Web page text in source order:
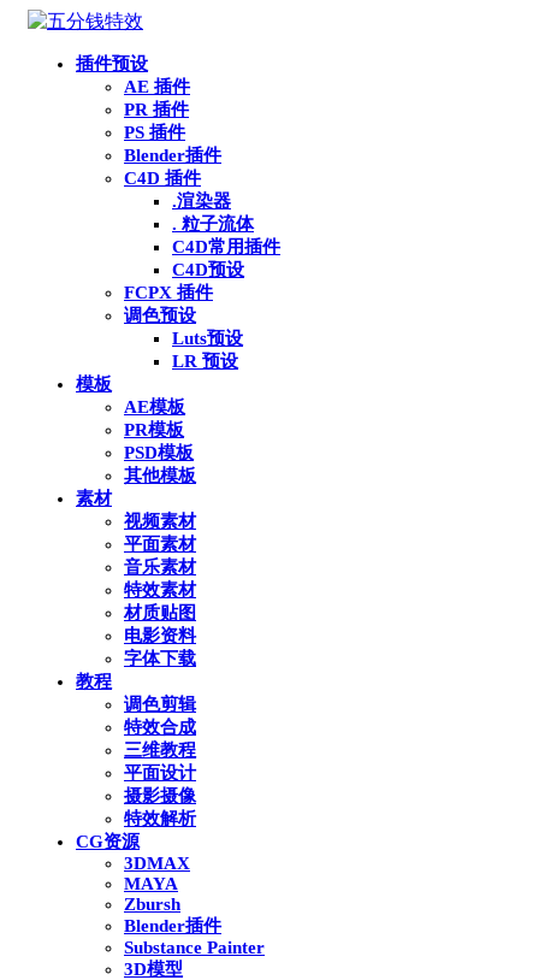
插件预设
AE 插件
PR 插件
PS 插件
Blender插件
C4D 插件
.渲染器
. 粒子流体
C4D常用插件
C4D预设
FCPX 插件
调色预设
Luts预设
LR 预设
模板
AE模板
PR模板
PSD模板
其他模板
素材
视频素材
平面素材
音乐素材
特效素材
材质贴图
电影资料
字体下载
教程
调色剪辑
特效合成
三维教程
平面设计
摄影摄像
特效解析
CG资源
3DMAX
MAYA
Zbursh
Blender插件
Substance Painter
3D模型